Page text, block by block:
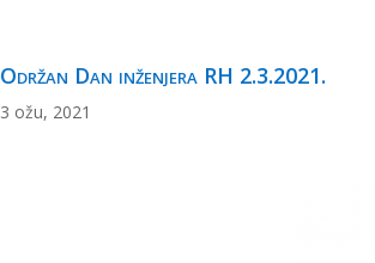
Održan Dan inženjera RH 2.3.2021.
3 ožu, 2021